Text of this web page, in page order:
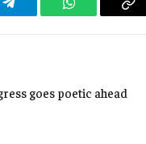
Telegram WhatsApp
goes poetic ahead